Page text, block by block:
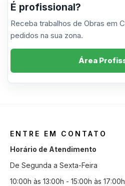
É profissional?
Receba trabalhos de Obras em
pedidos na sua zona.
Área
ENTRE EM CONTATO
Horário de Atendimento
De Segunda a Sexta-Feira
10:00h às 13:00h - 15:00h às 17:00h